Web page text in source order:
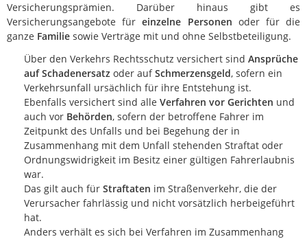
Versicherungsprämien. Darüber hinaus gibt es
Versicherungsangebote füreinzelne Personen oder für die
ganze Familie sowie Verträge mit und ohne Selbstbeteiligung.
Über den Verkehrs Rechtsschutz versichert sind Ansprüche
auf Schadenersatz oder aufSchmerzensgeld, sofern ein
Verkehrsunfall ursächlich für ihre Entstehung ist.
Ebenfalls versichert sind alle Verfahren vor Gerichten und
auch vor Behörden, sofern der betroffene Fahrer im
Zeitpunkt des Unfalls und bei Begehung der in
Zusammenhang mit dem Unfall stehenden Straftat oder
Ordnungswidrigkeit im Besitz einer gültigen Fahrerlaubnis
war.
Das gilt auch für Straftaten im Straßenverkehr, die der
Verursacher fahrlässig und nicht vorsätzlich herbeigeführt
hat.
Anders verhält es sich bei Verfahren im Zusammenhang